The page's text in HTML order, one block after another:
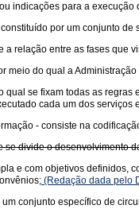
indicações para a execução
por um conjunto
a relação entre as fases que
meio do qual a
qual se fixam todas as
cada um dos serviços
- consiste na
se divide o desenvolvimento
e com objetivos definidos,
(Redação dada pelo
conjunto específico de